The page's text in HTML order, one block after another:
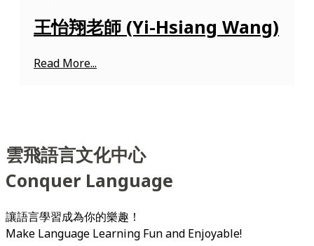
王怡翔老師 (Yi-Hsiang Wang)
Read More...
雲飛語言文化中心
Conquer Language
讓語言學習成為你的樂趣！
Make Language Learning Fun and Enjoyable!